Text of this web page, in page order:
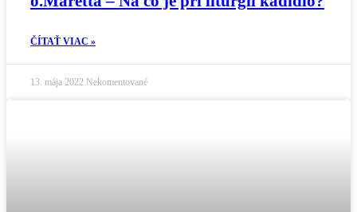
ČÍTAŤ VIAC »
13. mája 2022 Nekomentované